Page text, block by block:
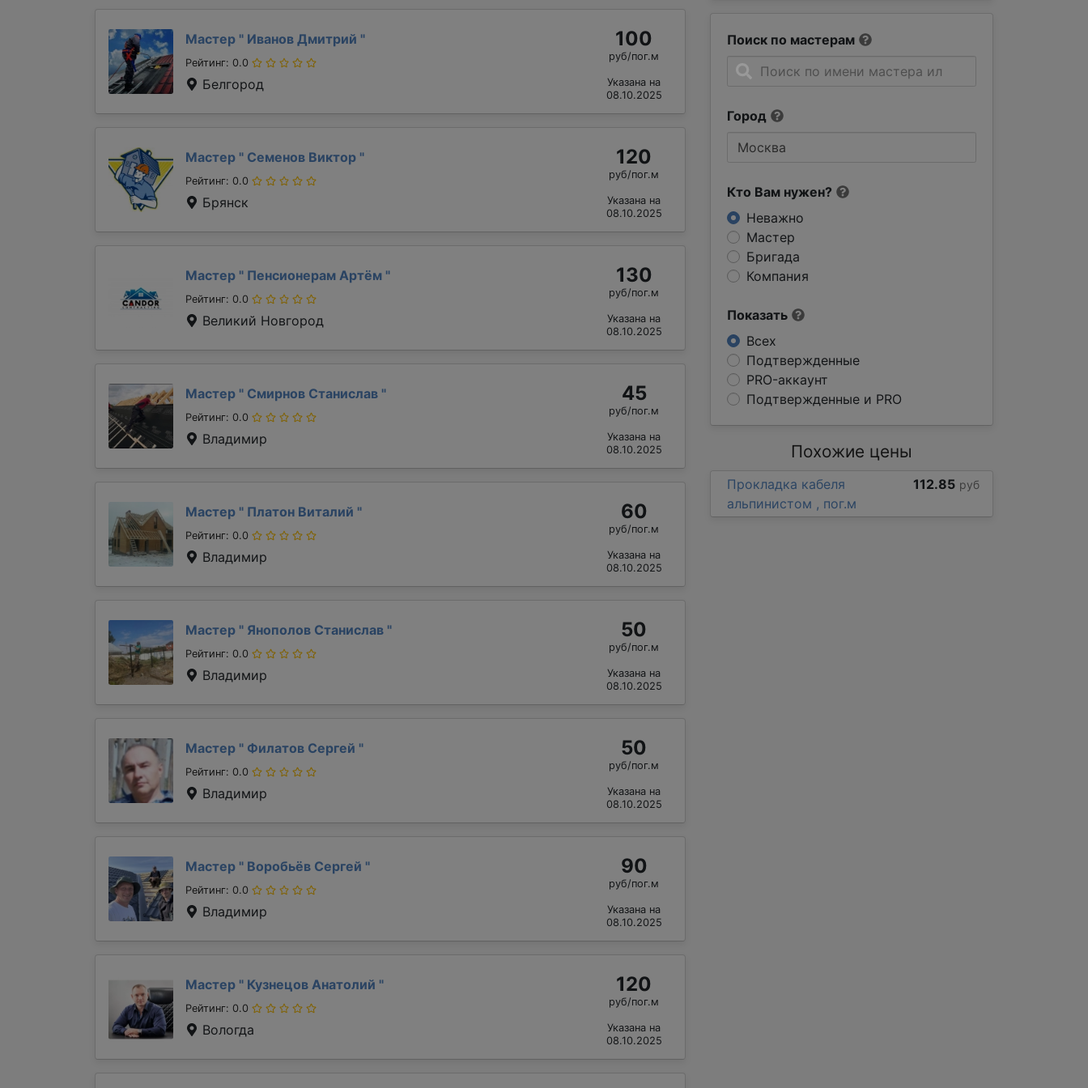
Поиск по мастерам
Город
Кто Вам нужен?
Неважно
Мастер
Бригада
Компания
Показать
Всех
Подтвержденные
PRO-аккаунт
Подтвержденные и PRO
Мастер " Иванов Дмитрий "
Рейтинг: 0.0
Белгород
100
руб/пог.м
Указана на
08.10.2025
Мастер " Семенов Виктор "
Рейтинг: 0.0
Брянск
120
руб/пог.м
Указана на
08.10.2025
Мастер " Пенсионерам Артём "
Рейтинг: 0.0
Великий Новгород
130
руб/пог.м
Указана на
08.10.2025
Мастер " Смирнов Станислав "
Рейтинг: 0.0
Владимир
45
руб/пог.м
Указана на
08.10.2025
Мастер " Платон Виталий "
Рейтинг: 0.0
Владимир
60
руб/пог.м
Указана на
08.10.2025
Мастер " Янополов Станислав "
Рейтинг: 0.0
Владимир
50
руб/пог.м
Указана на
08.10.2025
Мастер " Филатов Сергей "
Рейтинг: 0.0
Владимир
50
руб/пог.м
Указана на
08.10.2025
Мастер " Воробьёв Сергей "
Рейтинг: 0.0
Владимир
90
руб/пог.м
Указана на
08.10.2025
Мастер " Кузнецов Анатолий "
Рейтинг: 0.0
Вологда
120
руб/пог.м
Указана на
08.10.2025
Похожие цены
Прокладка кабеля
альпинистом , пог.м
112.85 руб